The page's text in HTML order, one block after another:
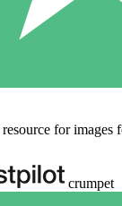
for images
crumpet